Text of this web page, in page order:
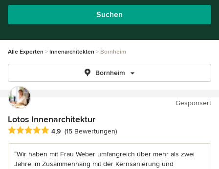
Suchen
Alle Experten Innenarchitekten Bornheim
Bornheim
Gesponsert
Lotos Innenarchitektur
Durchschnittliche Bewertung: 4.9 von 5 Sternen
4,9 (15 Bewertungen)
“Wir haben mit Frau Weber umfangreich über mehr als zwei
Jahre im Zusammenhang mit der Kernsanierung und